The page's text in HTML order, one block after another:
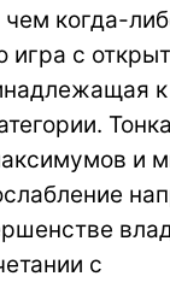
чем когда-
игра с
к
и
с